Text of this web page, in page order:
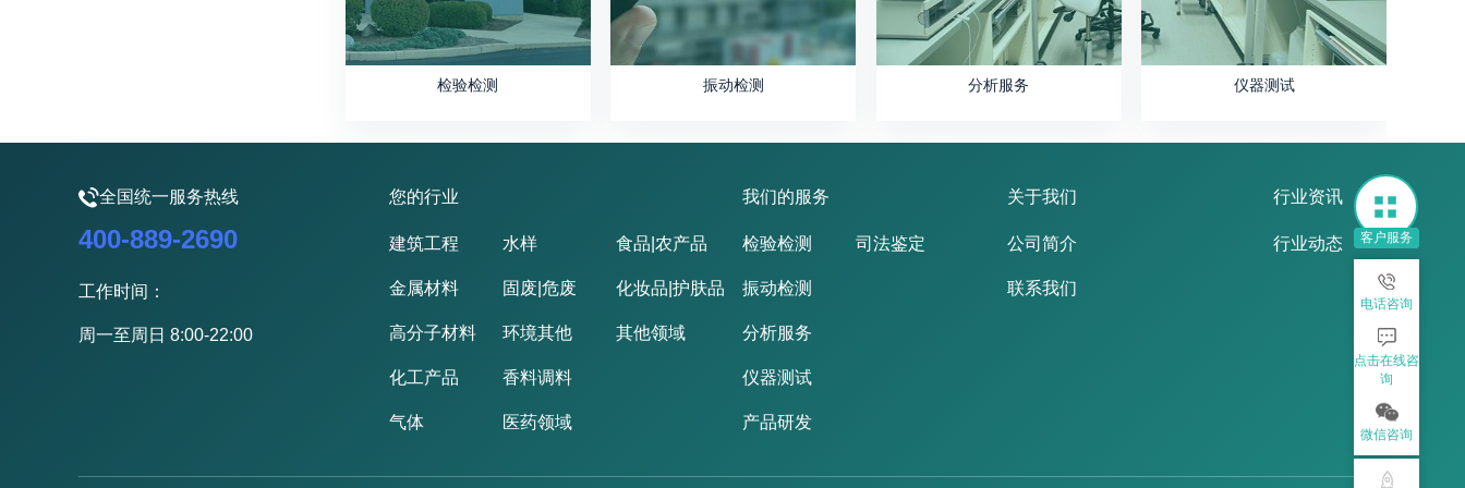
检验检测 振动检测 分析服务 仪器测试
全国统一服务热线
400-889-2690
工作时间：
周一至周日 8:00-22:00
您的行业
建筑工程
金属材料
高分子材料
化工产品
气体
水样
固废|危废
环境其他
香料调料
医药领域
食品|农产品
化妆品|护肤品
其他领域
我们的服务
检验检测
振动检测
分析服务
仪器测试
产品研发
司法鉴定
关于我们
公司简介
联系我们
行业资讯
行业动态 客户服务
电话咨询
点击在线咨
询
微信咨询